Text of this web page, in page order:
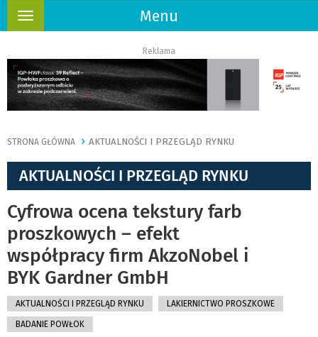
Menu
Rozwiń
Reklama
STRONA GŁÓWNA AKTUALNOŚCI I PRZEGLĄD RYNKU
AKTUALNOŚCI I PRZEGLĄD RYNKU
Cyfrowa ocena tekstury farb
proszkowych – efekt
współpracy firm AkzoNobel i
BYK Gardner GmbH
AKTUALNOŚCI I PRZEGLĄD RYNKU LAKIERNICTWO PROSZKOWE
BADANIE POWŁOK